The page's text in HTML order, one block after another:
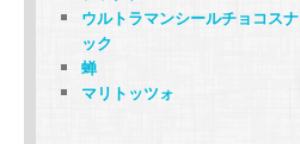
ウルトラマンシールチョコスナ
ック
蝉
マリトッツォ